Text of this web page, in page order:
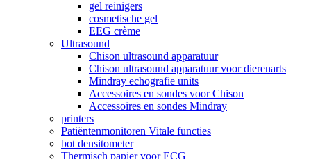
gel reinigers
cosmetische gel
EEG crème
Ultrasound
Chison ultrasound apparatuur
Chison ultrasound apparatuur voor dierenarts
Mindray echografie units
Accessoires en sondes voor Chison
Accessoires en sondes Mindray
printers
Patiëntenmonitoren Vitale functies
bot densitometer
Thermisch papier voor ECG